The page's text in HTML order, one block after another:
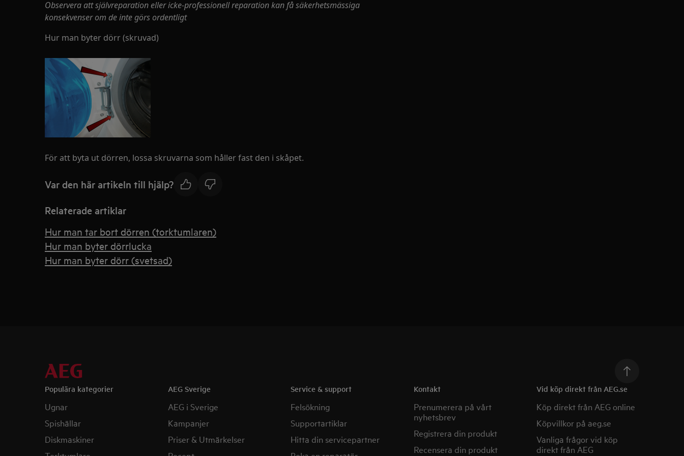
Observera att självreparation eller icke-professionell reparation kan få säkerhetsmässiga
konsekvenser om de inte görs ordentligt
Hur man byter dörr (skruvad)
För att byta ut dörren, lossa skruvarna som håller fast den i skåpet.
Var den här artikeln till hjälp?
Relaterade artiklar
Hur man tar bort dörren (torktumlaren)
Hur man byter dörrlucka
Hur man byter dörr (svetsad)
Populära kategorier
Ugnar
Spishällar
Diskmaskiner
AEG Sverige
AEG i Sverige
Kampanjer
Priser & Utmärkelser
Service & support
Felsökning
Supportartiklar
Hitta din servicepartner
Kontakt
Prenumerera på vårt
nyhetsbrev
Registrera din produkt
Recensera din produkt
Vid köp direkt från AEG.se
Köp direkt från AEG online
Köpvillkor på aeg.se
Vanliga frågor vid köp
direkt från AEG